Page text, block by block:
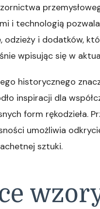
i technologią
i dodatków,
wpisując się w
historycznego
inspiracji dla
form rękodzieła.
umożliwia
sztuki.